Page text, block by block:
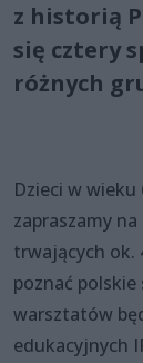
z historią
się cztery
różnych
Dzieci w
zapraszamy
trwających ok.
poznać
warsztatów
edukacyjnych